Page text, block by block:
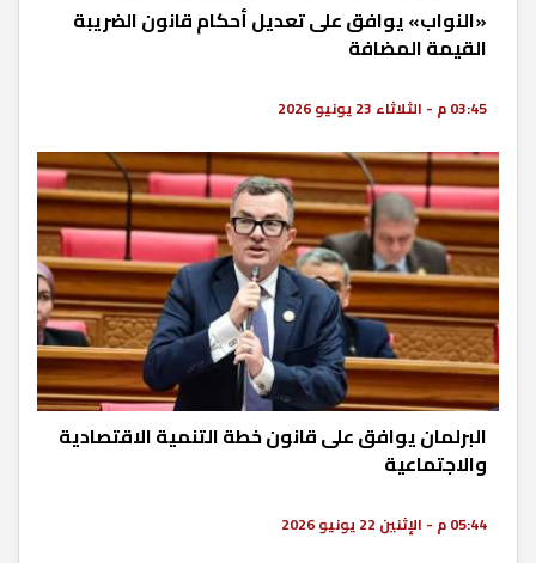
«النواب» يوافق على تعديل أحكام قانون الضريبة
القيمة المضافة
03:45 م - الثلاثاء 23 يونيو 2026
البرلمان يوافق على قانون خطة التنمية الاقتصادية
والاجتماعية
05:44 م - الإثنين 22 يونيو 2026